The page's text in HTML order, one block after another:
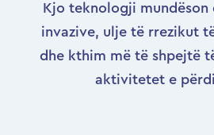
Kjo teknologji mundëson
invazive, ulje të rrezikut
dhe kthim më të shpejtë
aktivitetet e